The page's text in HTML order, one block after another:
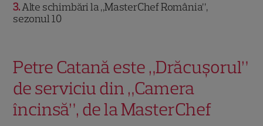
3 Alte schimbări la „MasterChef România”,
sezonul 10
Petre Catană este „Drăcușorul”
de serviciu din „Camera
încinsă”, de la MasterChef